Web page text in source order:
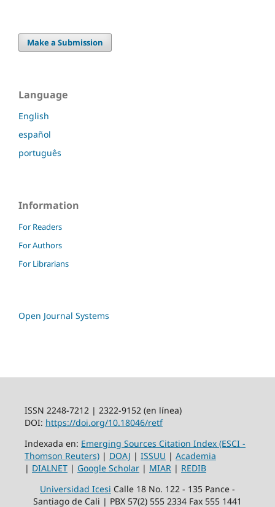
Make a Submission
Language
English
español
português
Information
For Readers
For Authors
For Librarians
Open Journal Systems
ISSN 2248-7212 | 2322-9152 (en línea)
DOI: https://doi.org/10.18046/retf
Indexada en: Emerging Sources Citation Index (ESCI -
Thomson Reuters)| DOAJ | ISSUU | Academia
| DIALNET| Google Scholar| MIAR| REDIB
Universidad Icesi Calle 18 No. 122 - 135 Pance -
Santiago de Cali | PBX 57(2) 555 2334 Fax 555 1441